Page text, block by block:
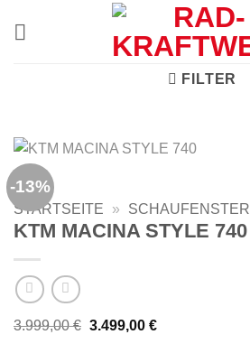
FILTER
-13%
STARTSEITE » SCHAUFENSTER
KTM MACINA STYLE 740
3.999,00€ Ursprünglicher
3.499,00 €Aktueller